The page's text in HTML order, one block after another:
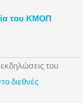
του ΚΜΟΠ
του
διεθνές